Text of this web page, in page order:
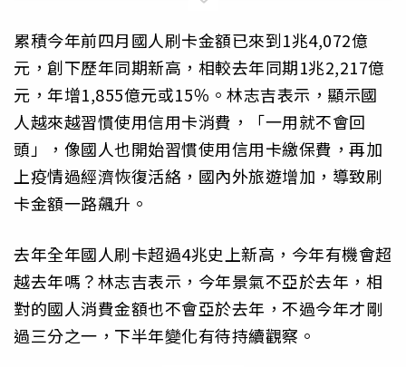
累積今年前四月國人刷卡金額已來到1兆4,072億
元，創下歷年同期新高，相較去年同期1兆2,217億
元，年增1,855億元或15％。林志吉表示，顯示國
人越來越習慣使用信用卡消費，「一用就不會回
頭」，像國人也開始習慣使用信用卡繳保費，再加
上疫情過經濟恢復活絡，國內外旅遊增加，導致刷
卡金額一路飆升。
去年全年國人刷卡超過4兆史上新高，今年有機會超
越去年嗎？林志吉表示，今年景氣不亞於去年，相
對的國人消費金額也不會亞於去年，不過今年才剛
過三分之一，下半年變化有待持續觀察。